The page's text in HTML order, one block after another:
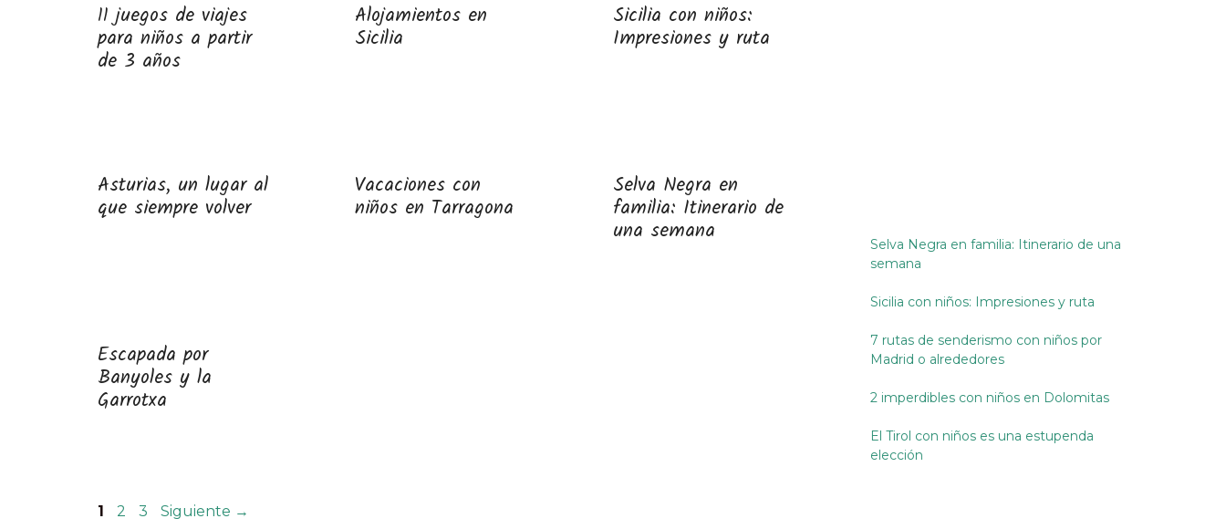
11 juegos de viajes
para niños a partir
de 3 años
Alojamientos en
Sicilia
Sicilia con niños:
Impresiones y ruta
Asturias, un lugar al
que siempre volver
Vacaciones con
niños en Tarragona
Selva Negra en
familia: Itinerario de
una semana
Escapada por
Banyoles y la
Garrotxa
Página
1 Página
2 Página
3 Siguiente →
Selva Negra en familia: Itinerario de una
semana
Sicilia con niños: Impresiones y ruta
7 rutas de senderismo con niños por
Madrid o alrededores
2 imperdibles con niños en Dolomitas
El Tirol con niños es una estupenda
elección